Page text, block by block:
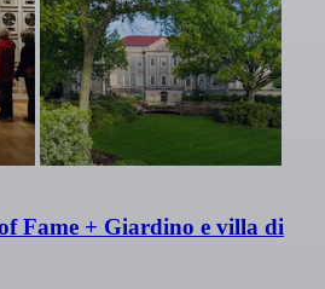
Fame + Giardino e villa di